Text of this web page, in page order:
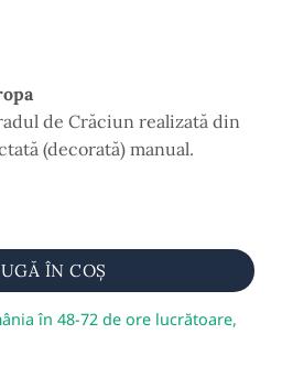
de Crăciun realizată din
(decorată) manual.
suflat și pictat manual, model
ÎN COȘ
în 48-72 de ore lucrătoare,